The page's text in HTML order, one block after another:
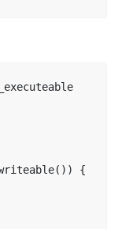
{